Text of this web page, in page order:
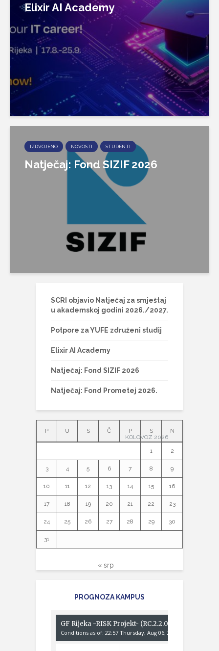
Elixir AI Academy
IZDVOJENO NOVOSTI STUDENTI
Natječaj: Fond SIZIF 2026
SCRI objavio Natječaj za smještaj
u akademskoj godini 2026./2027.
Potpore za YUFE združeni studij
Elixir AI Academy
Natječaj: Fond SIZIF 2026
Natječaj: Fond Prometej 2026.
KOLOVOZ 2026
P U S Č P S N
1 2
3 4 5 6 7 8 9
10 11 12 13 14 15 16
17 18 19 20 21 22 23
24 25 26 27 28 29 30
31
« srp
PROGNOZA KAMPUS